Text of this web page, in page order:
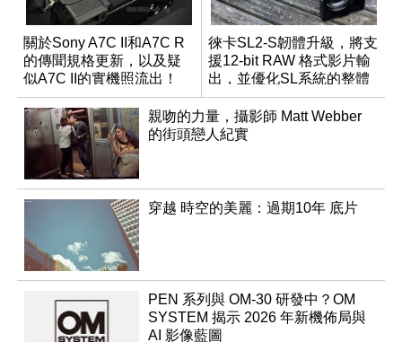
關於Sony A7C II和A7C R
的傳聞規格更新，以及疑
似A7C II的實機照流出！
徠卡SL2-S韌體升級，將支
援12-bit RAW 格式影片輸
出，並優化SL系統的整體
性能
親吻的力量，攝影師 Matt Webber
的街頭戀人紀實
穿越 時空的美麗：過期10年 底片
PEN 系列與 OM-30 研發中？OM
SYSTEM 揭示 2026 年新機佈局與
AI 影像藍圖